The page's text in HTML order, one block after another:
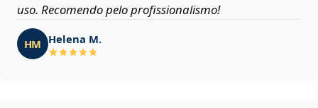
uso. Recomendo pelo profissionalismo!
HM Helena M.